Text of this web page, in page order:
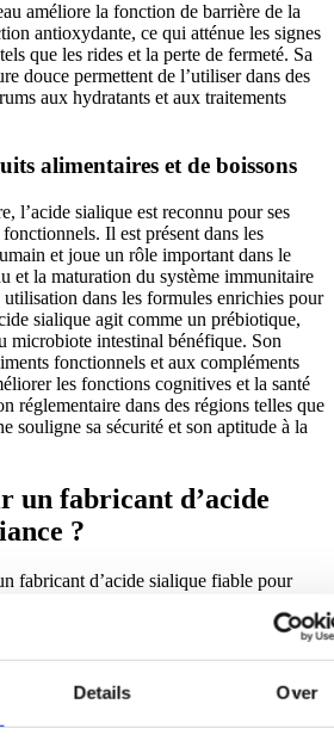
Details Over
améliore la fonction de barrière de la
antioxydante, ce qui atténue les signes
que les rides et la perte de fermeté. Sa
douce permettent de l’utiliser dans des
aux hydratants et aux traitements
alimentaires et de boissons
l’acide sialique est reconnu pour ses
Il est présent dans les
et joue un rôle important dans le
et la maturation du système immunitaire
utilisation dans les formules enrichies pour
sialique agit comme un prébiotique,
microbiote intestinal bénéfique. Son
fonctionnels et aux compléments
les fonctions cognitives et la santé
réglementaire dans des régions telles que
souligne sa sécurité et son aptitude à la
un fabricant d’acide
?
fabricant d’acide sialique fiable pour
constantes, ainsi que le respect des
de confiance utilisent des
robustes et des technologies de
l’efficacité et la sécurité des
haute qualité fourni par des producteurs
strictes exigées par les industries
et alimentaires. En outre, les